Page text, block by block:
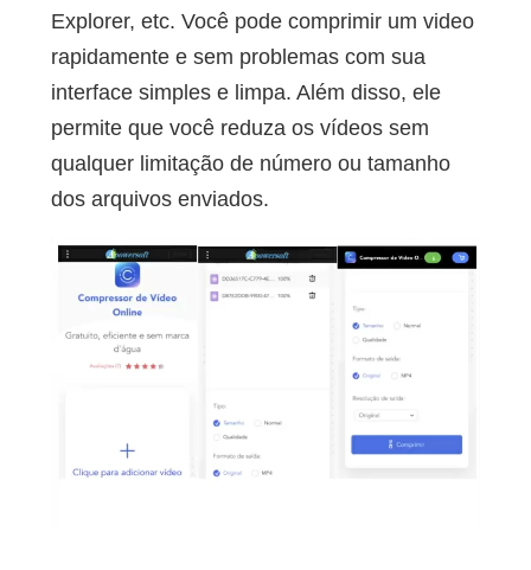
Explorer, etc. Você pode comprimir um video
rapidamente e sem problemas com sua
interface simples e limpa. Além disso, ele
permite que você reduza os vídeos sem
qualquer limitação de número ou tamanho
dos arquivos enviados.